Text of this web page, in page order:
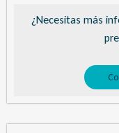
¿Necesitas más